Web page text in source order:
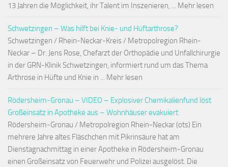
13 Jahren die Möglichkeit, ihr Talent im Inszenieren, ... Mehr lesen
Schwetzingen – Was hilft bei Knie- und Hüftarthrose?
Schwetzingen / Rhein-Neckar-Kreis / Metropolregion Rhein-
Neckar – Dr. Jens Rose, Chefarzt der Orthopädie und Unfallchirurgie
in der GRN-Klinik Schwetzingen, informiert rund um das Thema
Arthrose in Hüfte und Knie in ... Mehr lesen
Rödersheim-Gronau – VIDEO – Explosiver Chemikalienfund löst
Großeinsatz in Apotheke aus – Wohnhäuser evakuiert
Rödersheim-Gronau / Metropolregion Rhein-Neckar (ots) Ein
mehrere Jahre altes Fläschchen mit Pikrinsäure hat am
Dienstagnachmittag in einer Apotheke in Rödersheim-Gronau
einen Großeinsatz von Feuerwehr und Polizei ausgelöst. Die